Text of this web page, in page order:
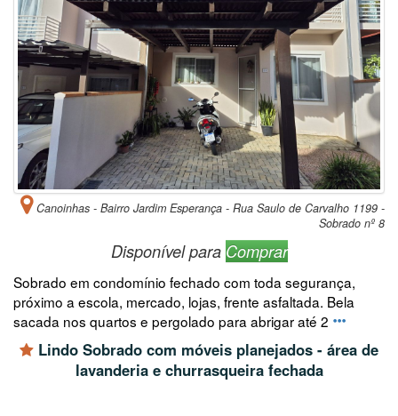
Canoinhas - Bairro Jardim Esperança - Rua Saulo de Carvalho 1199 -
Sobrado nº 8
Disponível para Comprar
Sobrado em condomínio fechado com toda segurança,
próximo a escola, mercado, lojas, frente asfaltada. Bela
sacada nos quartos e pergolado para abrigar até 2
Lindo Sobrado com móveis planejados - área de
lavanderia e churrasqueira fechada